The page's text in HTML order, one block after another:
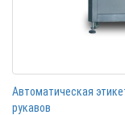
Автоматическая
рукавов